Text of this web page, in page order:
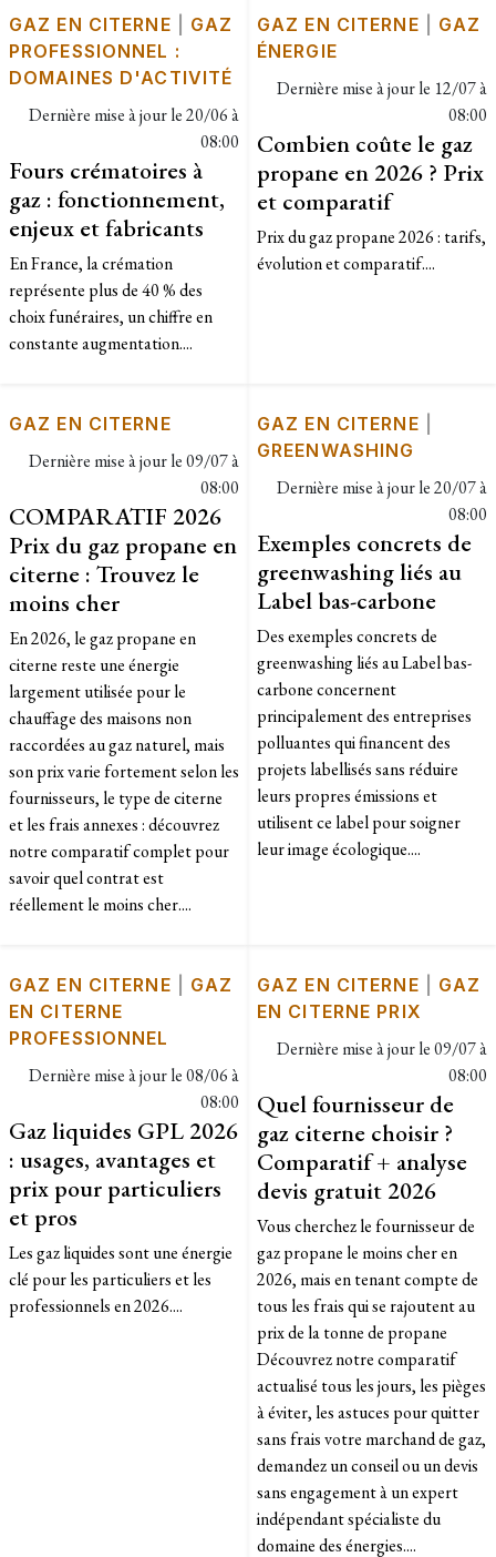
GAZ EN CITERNE
GAZ
PROFESSIONNEL :
DOMAINES D'ACTIVITÉ
Dernière mise à jour le20/06 à
08:00
Fours crématoires à
gaz : fonctionnement,
enjeux et fabricants
En France, la crémation
représente plus de 40 % des
choix funéraires, un chiffre en
constante augmentation....
GAZ EN CITERNE
GAZ
ÉNERGIE
Dernière mise à jour le 12/07 à
08:00
Combien coûte le gaz
propane en 2026 ? Prix
et comparatif
Prix du gaz propane 2026 : tarifs,
évolution et comparatif....
GAZ EN CITERNE
Dernière mise à jour le09/07 à
08:00
COMPARATIF 2026
Prix du gaz propane en
citerne : Trouvez le
moins cher
En 2026, le gaz propane en
citerne reste une énergie
largement utilisée pour le
chauffage des maisons non
raccordées au gaz naturel, mais
son prix varie fortement selon les
fournisseurs, le type de citerne
et les frais annexes : découvrez
notre comparatif complet pour
savoir quel contrat est
réellement le moins cher....
GAZ EN CITERNE
GREENWASHING
Dernière mise à jour le20/07 à
08:00
Exemples concrets de
greenwashing liés au
Label bas-carbone
Des exemples concrets de
greenwashing liés au Label bas-
carbone concernent
principalement des entreprises
polluantes qui financent des
projets labellisés sans réduire
leurs propres émissions et
utilisent ce label pour soigner
leur image écologique....
GAZ EN CITERNE
GAZ
EN CITERNE
PROFESSIONNEL
Dernière mise à jour le08/06 à
08:00
Gaz liquides GPL 2026
: usages, avantages et
prix pour particuliers
et pros
Les gaz liquides sont une énergie
clé pour les particuliers et les
professionnels en 2026....
GAZ EN CITERNE
GAZ
EN CITERNE PRIX
Dernière mise à jour le09/07 à
08:00
Quel fournisseur de
gaz citerne choisir ?
Comparatif + analyse
devis gratuit 2026
Vous cherchez le fournisseur de
gaz propane le moins cher en
2026, mais en tenant compte de
tous les frais qui se rajoutent au
prix de la tonne de propane
Découvrez notre comparatif
actualisé tous les jours, les pièges
à éviter, les astuces pour quitter
sans frais votre marchand de gaz,
demandez un conseil ou un devis
sans engagement à un expert
indépendant spécialiste du
domaine des énergies....